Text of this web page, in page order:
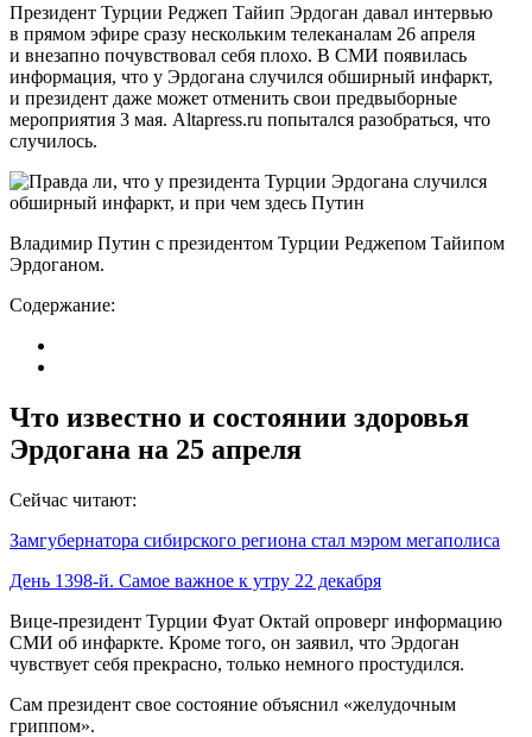
Президент Турции Реджеп Тайип Эрдоган давал интервью
в прямом эфире сразу нескольким телеканалам 26 апреля
и внезапно почувствовал себя плохо. В СМИ появилась
информация, что у Эрдогана случился обширный инфаркт,
и президент даже может отменить свои предвыборные
мероприятия 3 мая. Altapress.ru попытался разобраться, что
случилось.
Владимир Путин с президентом Турции Реджепом Тайипом
Эрдоганом.
Содержание:
Что известно и состоянии здоровья
Эрдогана на 25 апреля
Сейчас читают:
Замгубернатора сибирского региона стал мэром мегаполиса
День 1398-й. Самое важное к утру 22 декабря
Вице-президент Турции Фуат Октай опроверг информацию
СМИ об инфаркте. Кроме того, он заявил, что Эрдоган
чувствует себя прекрасно, только немного простудился.
Сам президент свое состояние объяснил «желудочным
гриппом».